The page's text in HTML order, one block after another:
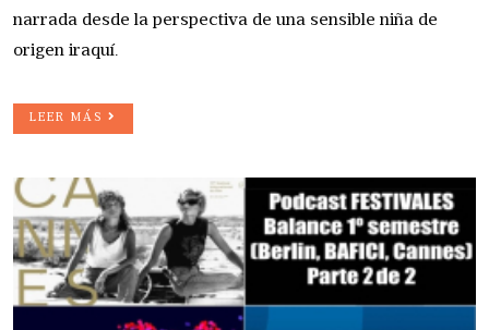
narrada desde la perspectiva de una sensible niña de
origen iraquí.
LEER MÁS